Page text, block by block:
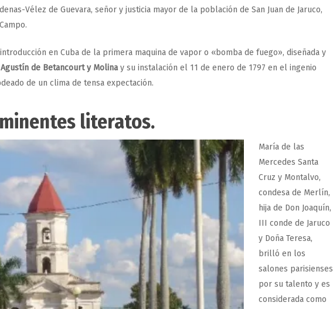
Vélez de Guevara, señor y justicia mayor de la población de San Juan de Jaruco,
en Cuba de la primera maquina de vapor o «bomba de fuego», diseñada y
Agustín de Betancourt y Molina y su instalación el 11 de enero de 1797 en el ingenio
de un clima de tensa expectación.
literatos.
María de las
Mercedes Santa
Cruz y Montalvo,
condesa de Merlín,
hija de Don Joaquín,
III conde de Jaruco
y Doña Teresa,
brilló en los
salones parisienses
por su talento y es
considerada como